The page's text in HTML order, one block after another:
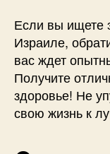
Если вы ищете
Израиле,
вас ждет
Получите
здоровье! Не
свою жизнь к